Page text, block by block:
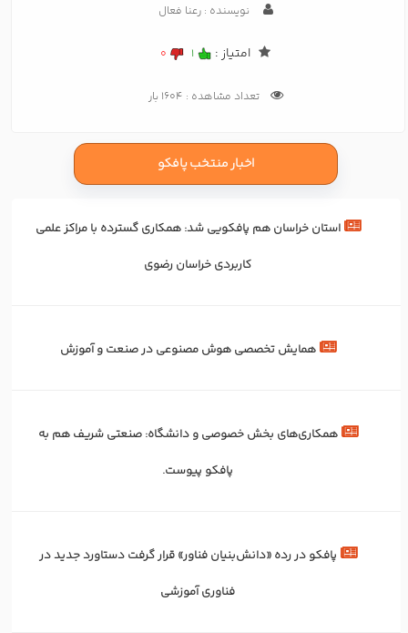
نویسنده : رعنا فعال
امتیاز : 1
0
تعداد مشاهده : 1604 بار
اخبار منتخب پافکو
استان خراسان هم پافکویی شد: همکاری‌ گسترده با مراکز علمی
کاربردی خراسان رضوی
همایش تخصصی هوش مصنوعی در صنعت و آموزش
همکاری‌های بخش خصوصی و دانشگاه: صنعتی شریف هم به
پافکو پیوست.
پافکو در رده «دانش‌بنیان فناور» قرار گرفت دستاورد جدید در
فناوری آموزشی